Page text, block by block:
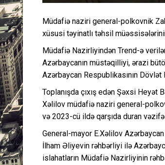
Müdafiə naziri general-polkovnik
xüsusi təyinatlı təhsil
Müdafiə Nazirliyindən Trend-ə
Azərbaycanın müstəqilliyi, ərazi
Azərbaycan Respublikasının
Toplanışda çıxış edən Şəxsi
Xəlilov müdafiə naziri general-
və 2023-cü ildə qarşıda duran
General-mayor E.Xəlilov
İlham Əliyevin rəhbərliyi ilə
islahatların Müdafiə Nazirliyinin